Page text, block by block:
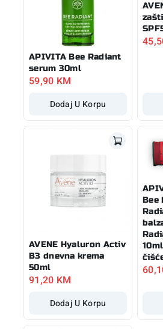
APIVITA Bee Radiant
serum 30ml
59,90 KM
Dodaj U Korpu
AVENE Hyaluron Activ
B3 dnevna krema
50ml
91,20 KM
Dodaj U Korpu
Bee